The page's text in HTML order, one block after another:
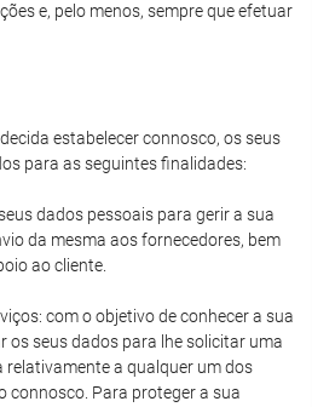
e, pelo menos, sempre que efetuar
estabelecer connosco, os seus
para as seguintes finalidades:
dados pessoais para gerir a sua
da mesma aos fornecedores, bem
ao cliente.
com o objetivo de conhecer a sua
os seus dados para lhe solicitar uma
relativamente a qualquer um dos
connosco. Para proteger a sua